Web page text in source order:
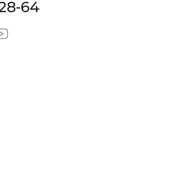
64